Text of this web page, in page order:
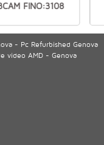
FINO:3108
- Pc Refurbished Genova
video AMD - Genova